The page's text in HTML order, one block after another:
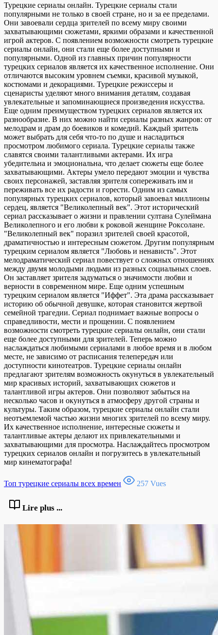
Турецкие сериалы онлайн. Турецкие сериалы стали
популярными не только в своей стране, но и за ее пределами.
Они завоевали сердца зрителей по всему миру своими
захватывающими сюжетами, яркими образами и качественной
игрой актеров. С появлением возможности смотреть турецкие
сериалы онлайн, они стали еще более доступными и
популярными. Одной из главных причин популярности
турецких сериалов является их качественное исполнение. Они
отличаются высоким уровнем съемки, красивой музыкой,
костюмами и декорациями. Турецкие режиссеры и
сценаристы уделяют много внимания деталям, создавая
увлекательные и запоминающиеся произведения искусства.
Еще одним преимуществом турецких сериалов является их
разнообразие. В них можно найти сериалы разных жанров: от
мелодрам и драм до боевиков и комедий. Каждый зритель
может выбрать для себя что-то по душе и насладиться
просмотром любимого сериала. Турецкие сериалы также
славятся своими талантливыми актерами. Их игра
убедительна и эмоциональна, что делает сюжеты еще более
захватывающими. Актеры умело передают эмоции и чувства
своих персонажей, заставляя зрителя сопереживать им и
переживать все их радости и горести. Одним из самых
популярных турецких сериалов, который завоевал миллионы
сердец, является "Великолепный век". Этот исторический
сериал рассказывает о жизни и правлении султана Сулеймана
Великолепного и его любви к роковой женщине Роксолане.
"Великолепный век" поразил зрителей своей красотой,
драматичностью и интересным сюжетом. Другим популярным
турецким сериалом является "Любовь и ненависть". Этот
мелодраматический сериал повествует о сложных отношениях
между двумя молодыми людьми из разных социальных слоев.
Он заставляет зрителя задуматься о значимости любви и
верности в современном мире. Еще одним успешным
турецким сериалом является "Иффет". Эта драма рассказывает
историю об обычной девушке, которая становится жертвой
семейной трагедии. Сериал поднимает важные вопросы о
справедливости, мести и прощении. С появлением
возможности смотреть турецкие сериалы онлайн, они стали
еще более доступными для зрителей. Теперь можно
наслаждаться любимыми сериалами в любое время и в любом
месте, не зависимо от расписания телепередач или
доступности кинотеатров. Турецкие сериалы онлайн
предлагают зрителям возможность окунуться в увлекательный
мир красивых историй, захватывающих сюжетов и
талантливой игры актеров. Они позволяют забыться на
несколько часов и окунуться в атмосферу другой страны и
культуры. Таким образом, турецкие сериалы онлайн стали
неотъемлемой частью жизни многих зрителей по всему миру.
Их качественное исполнение, интересные сюжеты и
талантливые актеры делают их привлекательными и
захватывающими для просмотра. Наслаждайтесь просмотром
турецких сериалов онлайн и погрузитесь в увлекательный
мир кинематографа!
Топ турецкие сериалы всех времен 257 Vues
Lire plus ...